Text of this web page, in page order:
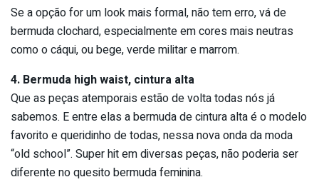
Se a opção for um look mais formal, não tem erro, vá de
bermuda clochard, especialmente em cores mais neutras
como o cáqui, ou bege, verde militar e marrom.
4. Bermuda high waist, cintura alta
Que as peças atemporais estão de volta todas nós já
sabemos. E entre elas a bermuda de cintura alta é o modelo
favorito e queridinho de todas, nessa nova onda da moda
“old school”. Super hit em diversas peças, não poderia ser
diferente no quesito bermuda feminina.